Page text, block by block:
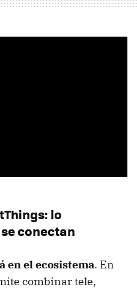
lo
conectan
en el ecosistema. En
combinar tele,